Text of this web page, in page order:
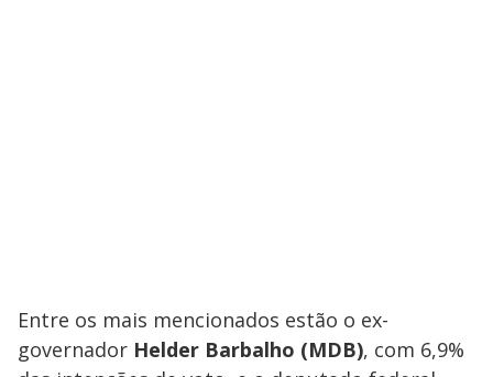
Entre os mais mencionados estão o ex-
governador Helder Barbalho (MDB), com 6,9%